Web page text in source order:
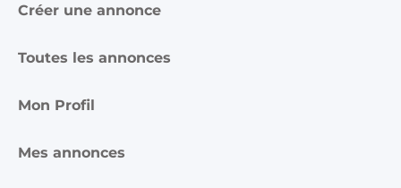
Créer une annonce
Toutes les annonces
Mon Profil
Mes annonces